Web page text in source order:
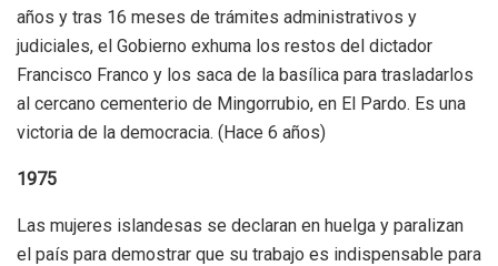
años y tras 16 meses de trámites administrativos y
judiciales, el Gobierno exhuma los restos del dictador
Francisco Franco y los saca de la basílica para trasladarlos
al cercano cementerio de Mingorrubio, en El Pardo. Es una
victoria de la democracia. (Hace 6 años)
1975
Las mujeres islandesas se declaran en huelga y paralizan
el país para demostrar que su trabajo es indispensable para